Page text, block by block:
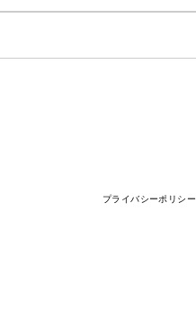
プライバシーポリシー